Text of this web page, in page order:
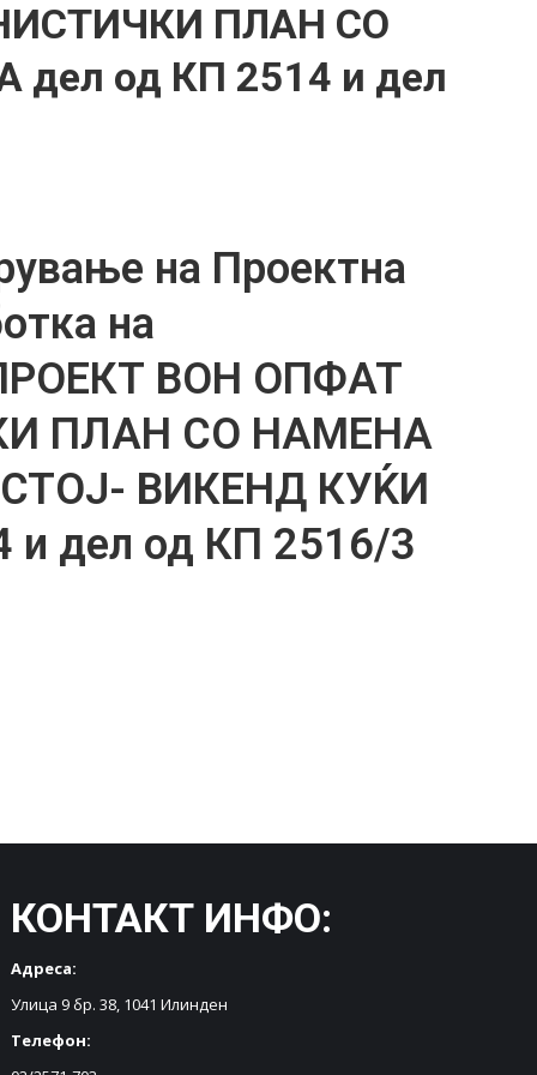
ПЛАН СО
од КП 2514 и дел
на Проектна
на
ВОН ОПФАТ
ПЛАН СО НАМЕНА
ВИКЕНД КУЌИ
и дел од КП 2516/3
КОНТАКТ ИНФО:
Адреса:
Улица 9 бр. 38, 1041 Илинден
Телефон: